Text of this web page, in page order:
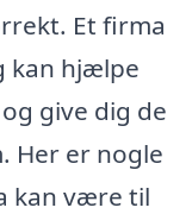
Et firma
kan hjælpe
give dig de
Her er nogle
kan være til